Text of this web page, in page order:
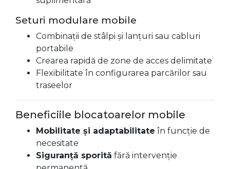
Seturi modulare mobile
Combinații de stâlpi și lanțuri sau cabluri
portabile
Crearea rapidă de zone de acces delimitate
Flexibilitate în configurarea parcărilor sau
traseelor
Beneficiile blocatoarelor mobile
Mobilitate și adaptabilitate în funcție de
necesitate
Siguranță sporită fără intervenție